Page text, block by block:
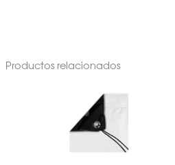
Productos relacionados